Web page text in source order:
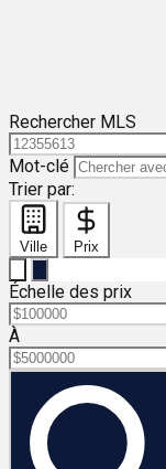
Rechercher MLS
Mot-clé
Trier par:
Ville Prix
Échelle des prix
À